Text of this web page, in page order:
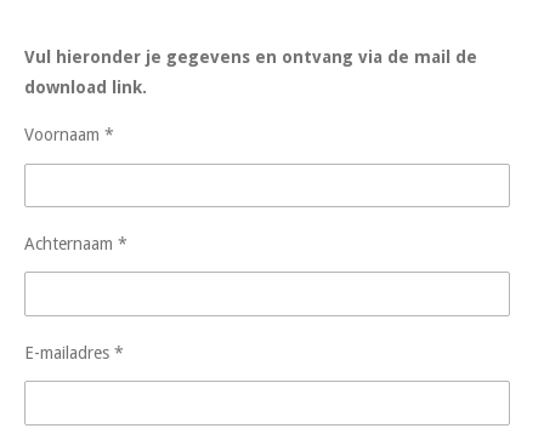
Vul hieronder je gegevens en ontvang via de mail de
download link.
Voornaam *
Achternaam *
E-mailadres *